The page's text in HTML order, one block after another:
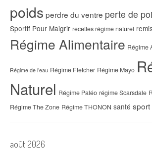
poids perdre du ventre perte de
Sportif Pour Maigrir recettes régime naturel
Régime Alimentaire Régime
Régime de l’eau Régime Fletcher Régime Mayo
Naturel Régime Paléo régime Scarsdale
Régime The Zone Régime THONON santé sport
août 2026